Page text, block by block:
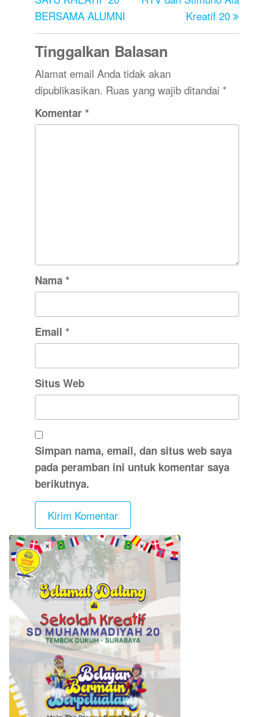
BERSAMA ALUMNI
Kreatif 20
Tinggalkan Balasan
Alamat email Anda tidak akan
dipublikasikan. Ruas yang wajib ditandai *
Komentar *
Nama *
Email *
Situs Web
Simpan nama, email, dan situs web saya
pada peramban ini untuk komentar saya
berikutnya.